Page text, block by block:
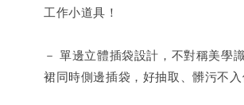
工作小道具！
－ 單邊立體插袋設計，不對稱美學
裙同時側邊插袋，好抽取、髒污不入